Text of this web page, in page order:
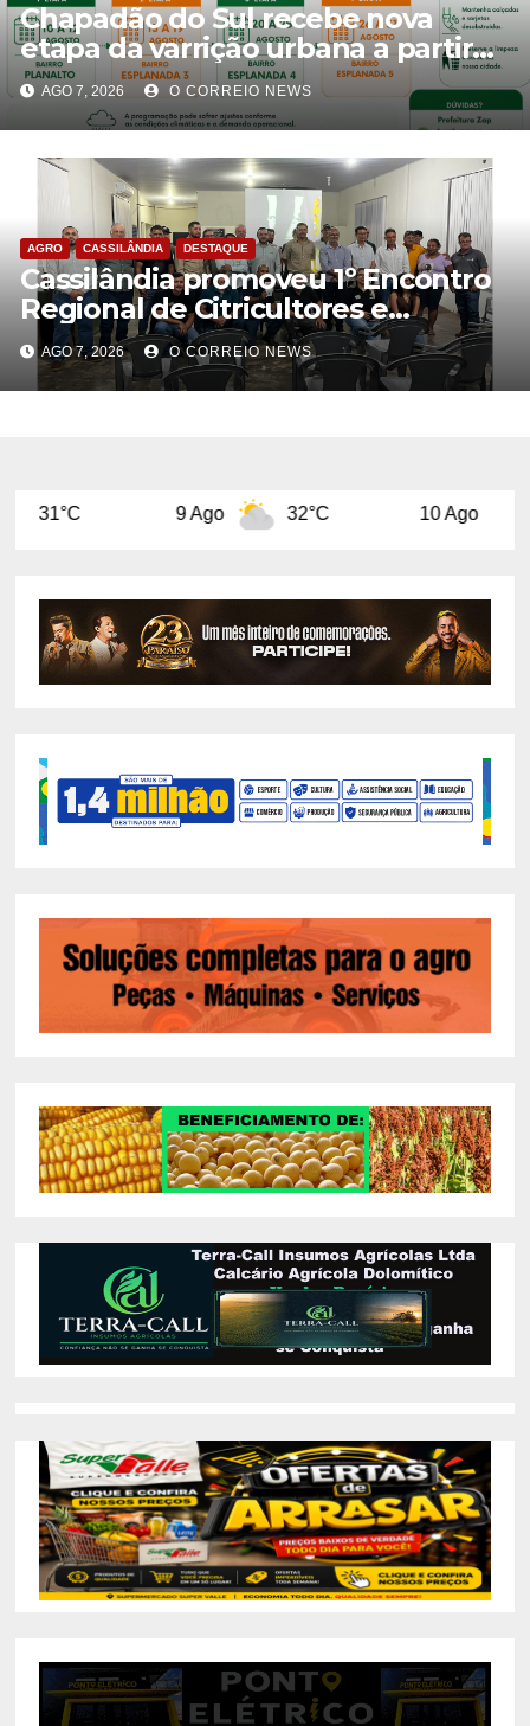
Chapadão do Sul recebe nova
etapa da varrição urbana a partir
de 10 de agosto
AGO 7, 2026 O CORREIO NEWS
AGRO CASSILÂNDIA DESTAQUE
Cassilândia promoveu 1º Encontro
Regional de Citricultores e
fortalece o desenvolvimento da
citricultura
AGO 7, 2026 O CORREIO NEWS
9 Ago 32°C 10 Ago 32°C